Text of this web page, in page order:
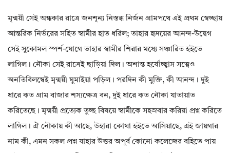
মৃন্ময়ী সেই অন্ধকার রাত্রে জনশূন্য নিস্তব্ধ নির্জন গ্রামপথে এই প্রথম স্বেচ্ছায়
আন্তরিক নির্ভরের সহিত স্বামীর হাত ধরিল; তাহার হৃদয়ের আনন্দ-উদ্বেগ
সেই সুকোমল স্পর্শ-যোগে তাহার স্বামীর শিরার মধ্যে সঞ্চারিত হইতে
লাগিল। নৌকা সেই রাত্রেই ছাড়িয়া দিল। অশান্ত হর্ষোচ্ছ্বাস সত্ত্বেও
অনতিবিলম্বেই মৃন্ময়ী ঘুমাইয়া পড়িল। পরদিন কী মুক্তি, কী আনন্দ। দুই
ধারে কত গ্রাম বাজার শস্যক্ষেত্র বন, দুই ধারে কত নৌকা যাতায়াত
করিতেছে। মৃন্ময়ী প্রত্যেক তুচ্ছ বিষয়ে স্বামীকে সহস্রবার করিয়া প্রশ্ন করিতে
লাগিল। ঐ নৌকায় কী আছে, উহারা কোথা হইতে আসিয়াছে, এই জায়গার
নাম কী, এমন সকল প্রশ্ন যাহার উত্তর অপূর্ব কোনো কলেজের বহিতে পায়